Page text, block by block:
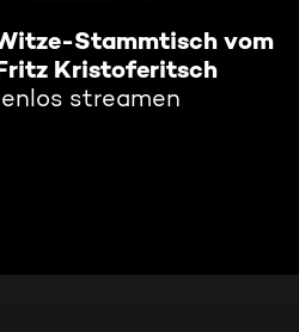
Stammtisch vom
Kristoferitsch
streamen